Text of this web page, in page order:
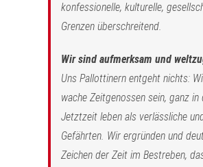
konfessionelle, kulturelle,
Grenzen überschreitend.
Wir sind aufmerksam und
Uns Pallottinern entgeht nichts:
wache Zeitgenossen sein, ganz in
Jetztzeit leben als verlässliche
Gefährten. Wir ergründen und
Zeichen der Zeit im Bestreben,